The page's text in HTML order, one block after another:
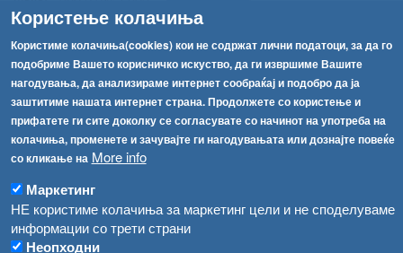
Користење колачиња
Користиме колачиња(cookies) кои не содржат лични податоци, за да го
подобриме Вашето корисничко искуство, да ги извршиме Вашите
нагодувања, да анализираме интернет сообраќај и подобро да ја
заштитиме нашата интернет страна. Продолжете со користење и
прифатете ги сите доколку се согласувате со начинот на употреба на
колачиња, променете и зачувајте ги нагодувањата или дознајте повеќе
со кликање на More info
Маркетинг
НЕ користиме колачиња за маркетинг цели и не споделуваме
информации со трети страни
Неопходни
Факс:+389 2 2457 871
info@fva.gov.mk
[АХВ-претходна страна]
Соопштенија
Република Бугарија ги засили официјалните контроли при увоз на свежо овошје и зеленчук
Високите температури ризик од труење со храна, опасни се и за животните
Водата во Гостивар може да се користи како техничка, продолжува испораката на флаширана вода
Во Гостивар спроведени 70 вонредни контроли
Навигација
Архива
Регистри
Забрани